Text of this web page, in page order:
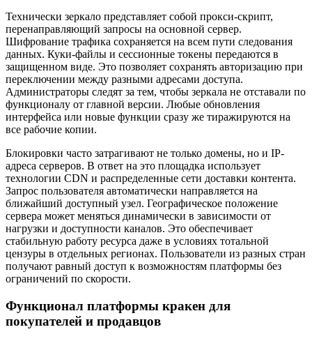
Технически зеркало представляет собой прокси-скрипт,
перенаправляющий запросы на основной сервер.
Шифрование трафика сохраняется на всем пути следования
данных. Куки-файлы и сессионные токены передаются в
защищенном виде. Это позволяет сохранять авторизацию при
переключении между разными адресами доступа.
Администраторы следят за тем, чтобы зеркала не отставали по
функционалу от главной версии. Любые обновления
интерфейса или новые функции сразу же тиражируются на
все рабочие копии.
Блокировки часто затрагивают не только домены, но и IP-
адреса серверов. В ответ на это площадка использует
технологии CDN и распределенные сети доставки контента.
Запрос пользователя автоматически направляется на
ближайший доступный узел. Географическое положение
сервера может меняться динамически в зависимости от
нагрузки и доступности каналов. Это обеспечивает
стабильную работу ресурса даже в условиях тотальной
цензуры в отдельных регионах. Пользователи из разных стран
получают равный доступ к возможностям платформы без
ограничений по скорости.
Функционал платформы кракен для
покупателей и продавцов